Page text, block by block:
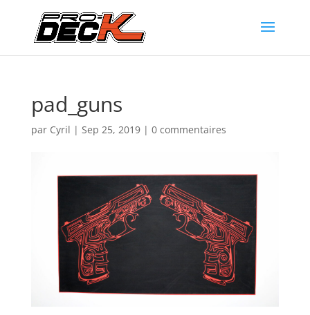
pad_guns
par Cyril | Sep 25, 2019| 0 commentaires